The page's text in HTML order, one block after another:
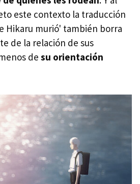
este contexto la traducción
Hikaru murió' también borra
de la relación de sus
de su orientación